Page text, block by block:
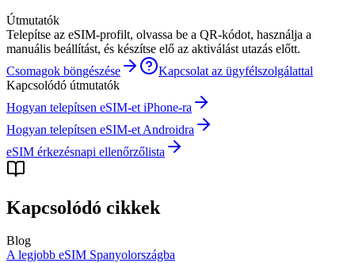
Útmutatók
Telepítse az eSIM-profilt, olvassa be a QR-kódot, használja a
manuális beállítást, és készítse elő az aktiválást utazás előtt.
Csomagok böngészése
Kapcsolat az ügyfélszolgálattal
Kapcsolódó útmutatók
Hogyan telepítsen eSIM-et iPhone-ra
Hogyan telepítsen eSIM-et Androidra
eSIM érkezésnapi ellenőrzőlista
Kapcsolódó cikkek
Blog
A legjobb eSIM Spanyolországba